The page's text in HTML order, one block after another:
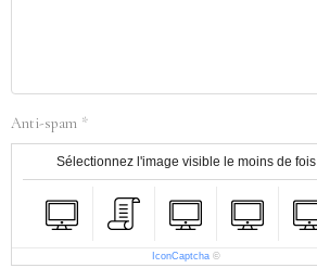
Anti-spam
Sélectionnez l'image visible le moins de fois
IconCaptcha ©